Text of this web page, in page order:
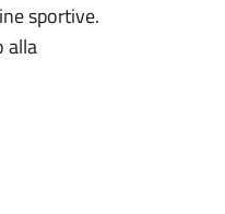
sportive.
alla